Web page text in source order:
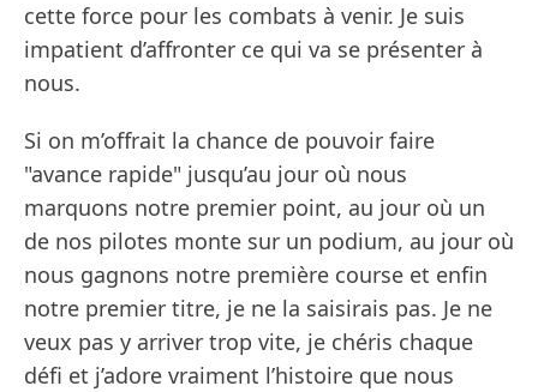
cette force pour les combats à venir. Je suis
impatient d’affronter ce qui va se présenter à
nous.
Si on m’offrait la chance de pouvoir faire
"avance rapide" jusqu’au jour où nous
marquons notre premier point, au jour où un
de nos pilotes monte sur un podium, au jour où
nous gagnons notre première course et enfin
notre premier titre, je ne la saisirais pas. Je ne
veux pas y arriver trop vite, je chéris chaque
défi et j’adore vraiment l’histoire que nous